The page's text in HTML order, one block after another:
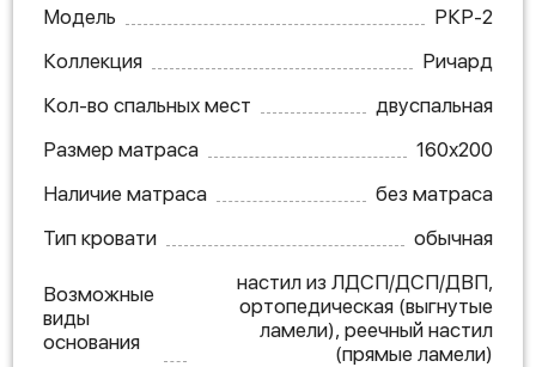
Модель
РКР-2
Коллекция
Ричард
Кол-во спальных мест
двуспальная
Размер матраса
160х200
Наличие матраса
без матраса
Тип кровати
обычная
Возможные
виды
основания
настил из ЛДСП/ДСП/ДВП,
ортопедическая (выгнутые
ламели), реечный настил
(прямые ламели)